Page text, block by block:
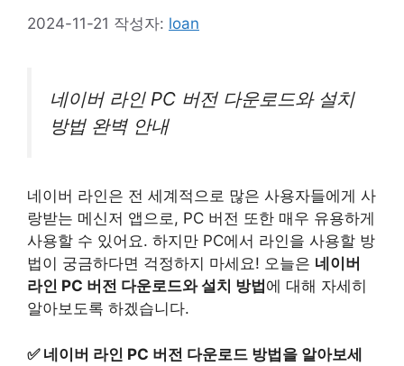
2024-11-21 작성자: loan
네이버 라인 PC 버전 다운로드와 설치
방법 완벽 안내
네이버 라인은 전 세계적으로 많은 사용자들에게 사
랑받는 메신저 앱으로, PC 버전 또한 매우 유용하게
사용할 수 있어요. 하지만 PC에서 라인을 사용할 방
법이 궁금하다면 걱정하지 마세요! 오늘은 네이버
라인 PC 버전 다운로드와 설치 방법 에 대해 자세히
알아보도록 하겠습니다.
✅ 네이버 라인 PC 버전 다운로드 방법을 알아보세